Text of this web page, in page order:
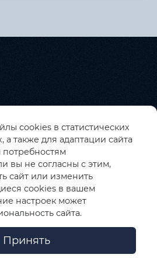
2026.Политика
cookies в статистических
а также для адаптации сайта
вы не согласны с этим,
сайт или изменить
cookies в вашем
настроек может
сайта.
Принять